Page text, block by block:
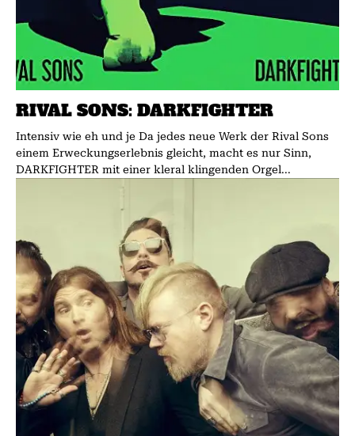
RIVAL SONS: DARKFIGHTER
Intensiv wie eh und je Da jedes neue Werk der Rival Sons
einem Erweckungserlebnis gleicht, macht es nur Sinn,
DARKFIGHTER mit einer kleral klingenden Orgel...